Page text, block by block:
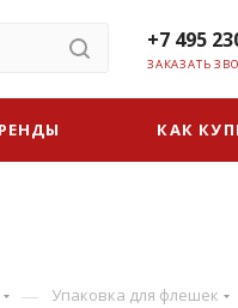
+7 495
ЗАКАЗАТЬ
КАК
— Упаковка для флешек